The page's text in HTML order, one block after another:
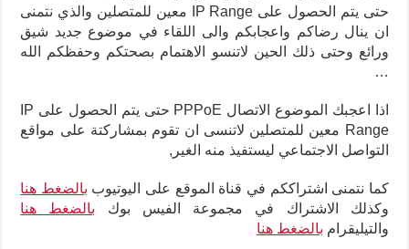
حتى يتم الحصول على IP Range معين للمتصلين والذي نتمنى
ان ينال رضاكم واعجابكم والى اللقاء في موضوع جديد شيق
ورائع وحتى ذلك الحين لاتنسو الاهتمام بصحتكم وحفظكم الله
…
اذا اعجبك الموضوع الاتصال PPPoE حتى يتم الحصول على IP
Range معين للمتصلين لاتنسى ان تقوم بمشاركتة على مواقع
التواصل الاجتماعي ليستفيذ منه الغير,
كما نتمنى اشتراككم في قناة الموقع على اليوتيوب بالضغط هنا
وكذلك الاشتراك في مجموعة الفيس بوك
بالضغط هنا
والتيليقرام بالضغط هنا